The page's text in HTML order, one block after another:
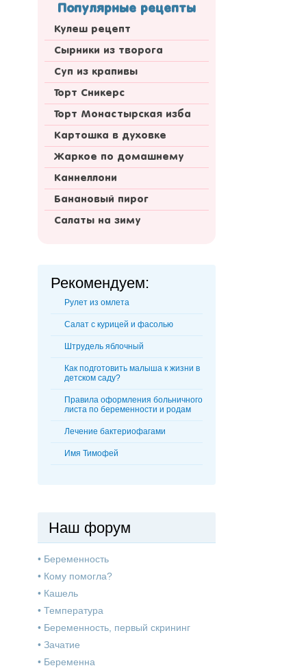
Популярные рецепты
Кулеш рецепт
Сырники из творога
Суп из крапивы
Торт Сникерс
Торт Монастырская изба
Картошка в духовке
Жаркое по домашнему
Каннеллони
Банановый пирог
Салаты на зиму
Рекомендуем:
Рулет из омлета
Салат с курицей и фасолью
Штрудель яблочный
Как подготовить малыша к жизни в
детском саду?
Правила оформления больничного
листа по беременности и родам
Лечение бактериофагами
Имя Тимофей
Наш форум
• Беременность
• Кому помогла?
• Кашель
• Температура
• Беременность, первый скрининг
• Зачатие
• Беременна